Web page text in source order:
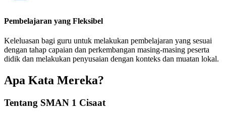
Pembelajaran yang Fleksibel
Keleluasan bagi guru untuk melakukan pembelajaran yang sesuai
dengan tahap capaian dan perkembangan masing-masing peserta
didik dan melakukan penyusaian dengan konteks dan muatan lokal.
Apa Kata Mereka?
Tentang SMAN 1 Cisaat